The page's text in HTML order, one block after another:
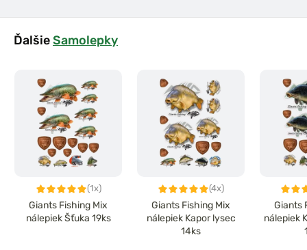
ĎalšieSamolepky
(1x)
Giants Fishing Mix
nálepiek Šťuka 19ks
(4x)
Giants Fishing Mix
nálepiek Kapor lysec
14ks
Giants
nálepiek